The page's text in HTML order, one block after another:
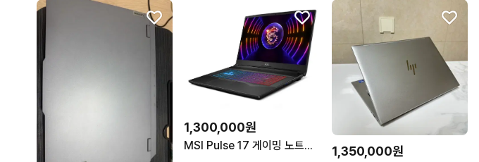
1,300,000원
MSI Pulse 17 게이밍 노트북 i9 RTX 4070 1,350,000원